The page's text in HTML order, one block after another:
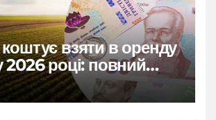
коштує взяти в оренду
2026 році: повний
правил і підводних